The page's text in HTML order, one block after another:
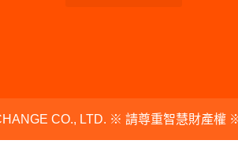
CO., LTD. ※ 請尊重智慧財產權